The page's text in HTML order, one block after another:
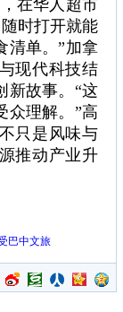
在华人超市
时打开就能
清单。”加拿
现代科技结
新故事。“这
众理解。”高
只是风味与
推动产业升
巴中文旅